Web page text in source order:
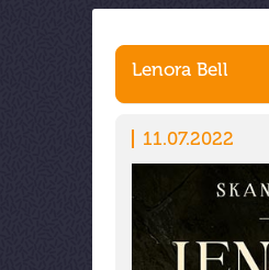
Lenora Bell
11.07.2022